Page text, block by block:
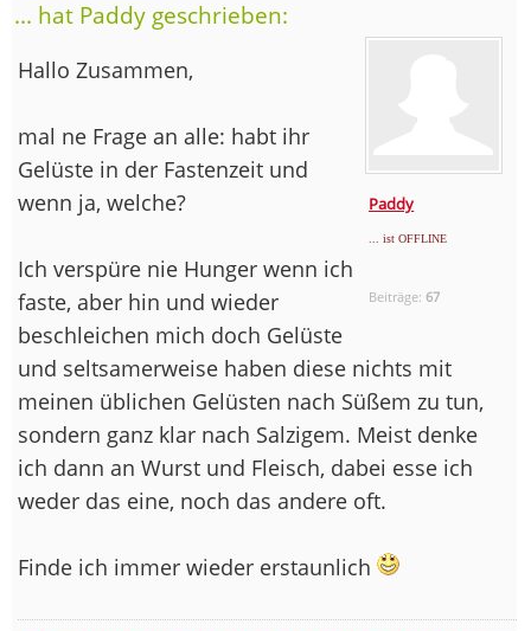
... hat Paddy geschrieben:
Paddy
... ist OFFLINE
Beiträge:67
Hallo Zusammen,
mal ne Frage an alle: habt ihr
Gelüste in der Fastenzeit und
wenn ja, welche?
Ich verspüre nie Hunger wenn ich
faste, aber hin und wieder
beschleichen mich doch Gelüste
und seltsamerweise haben diese nichts mit
meinen üblichen Gelüsten nach Süßem zu tun,
sondern ganz klar nach Salzigem. Meist denke
ich dann an Wurst und Fleisch, dabei esse ich
weder das eine, noch das andere oft.
Finde ich immer wieder erstaunlich